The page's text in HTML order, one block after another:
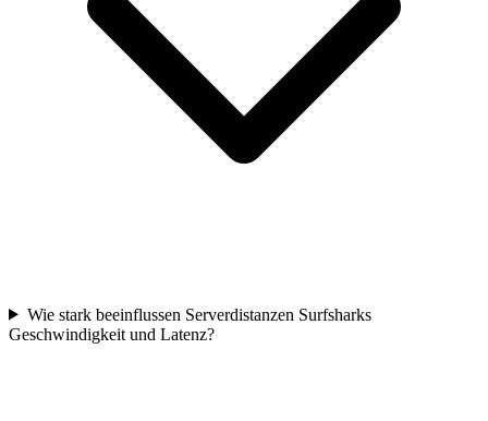
Wie stark beeinflussen Serverdistanzen Surfsharks
Geschwindigkeit und Latenz?